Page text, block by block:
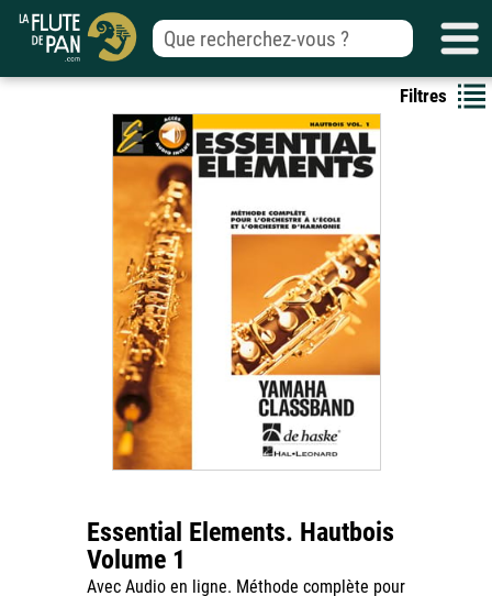
Filtres
Essential Elements. Hautbois
Volume 1
Avec Audio en ligne. Méthode complète pour